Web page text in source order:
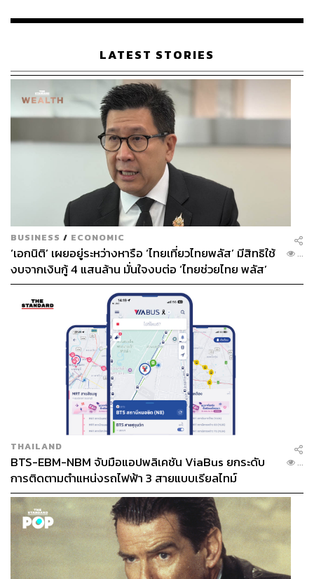
เรือนไทยที่ถูกซุกไว้
LATEST STORIES
BUSINESS / ECONOMIC
‘เอกนิติ’ เผยอยู่ระหว่างหารือ ‘ไทยเที่ยวไทยพลัส’ มีสิทธิใช้
งบจากเงินกู้ 4 แสนล้าน มั่นใจงบต่อ ‘ไทยช่วยไทย พลัส’
เฟส 2 มีเพียงพอ
...
THAILAND
BTS-EBM-NBM จับมือแอปพลิเคชัน ViaBus ยกระดับ
การติดตามตำแหน่งรถไฟฟ้า 3 สายแบบเรียลไทม์
...